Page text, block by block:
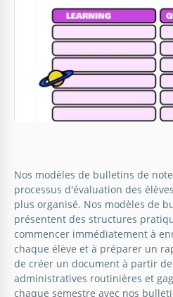
Rapport Scolaire Coloré
Transformez des données
visuellement attrayantes
rapport coloré.
Google Docs
Nos modèles de bulletins de
processus d'évaluation des
plus organisé. Nos modèles de
présentent des structures
commencer immédiatement à
chaque élève et à préparer un
de créer un document à partir
administratives routinières et
chaque semestre avec nos